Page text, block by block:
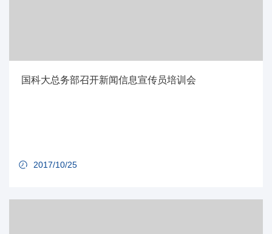
国科大总务部召开新闻信息宣传员培训会
2017/10/25